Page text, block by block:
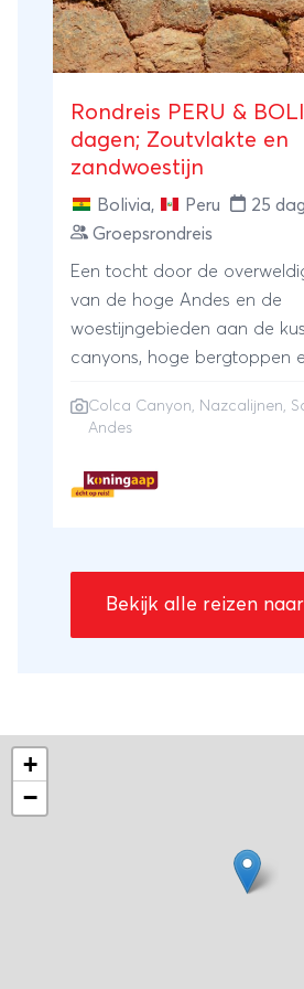
Rondreis PERU &
dagen; Zoutvlakte en
zandwoestijn
Bolivia, Peru
25
Groepsrondreis
Een tocht door de
van de hoge Andes en de
woestijngebieden aan de
canyons, hoge bergtoppen
voor een onuitwisbare
is de invloed van de
en de vroegere
Colca Canyon, Nazcalijnen,
Andes
Bekijk alle reizen
+
−